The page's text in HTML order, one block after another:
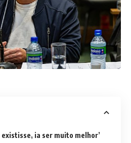
existisse, ia ser muito melhor’